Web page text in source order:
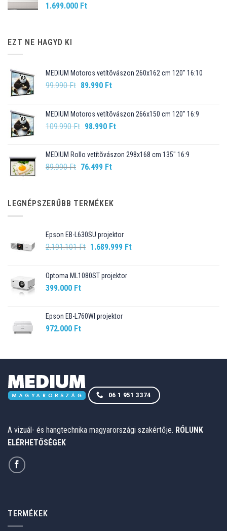
1.699.000 Ft
EZT NE HAGYD KI
MEDIUM Motoros vetítõvászon 260x162 cm 120" 16:10
99.990Ft Original
99.990 Ft.
89.990 FtCurrent
89.990 Ft.
MEDIUM Motoros vetítõvászon 266x150 cm 120" 16:9
109.990Ft Original
109.990 Ft.
98.990 FtCurrent
98.990 Ft.
MEDIUM Rollo vetítõvászon 298x168 cm 135" 16:9
89.990Ft Original
89.990 Ft.
76.499 FtCurrent
76.499 Ft.
LEGNÉPSZERŰBB TERMÉKEK
Epson EB-L630SU projektor
2.191.101Ft Original
2.191.101 Ft.
1.689.999 FtCurrent
Optoma ML1080ST projektor
399.000 Ft
Epson EB-L760WI projektor
972.000 Ft
06 1 951 3374
A vizuál- és hangtechnika magyarországi szakértője. RÓLUNK
ELÉRHETŐSÉGEK
TERMÉKEK